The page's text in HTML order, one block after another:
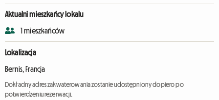
Aktualni mieszkańcy lokalu
1 mieszkańców
Lokalizacja
Bernis, Francja
Dokładny adres zakwaterowania zostanie udostępniony dopiero po
potwierdzeniu rezerwacji.